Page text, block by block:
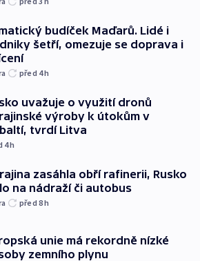
budíček Maďarů. Lidé i
šetří, omezuje se doprava i
před 4h
uvažuje o využití dronů
výroby k útokům v
tvrdí Litva
4h
zasáhla obří rafinerii, Rusko
na nádraží či autobus
před 8h
unie má rekordně nízké
zemního plynu